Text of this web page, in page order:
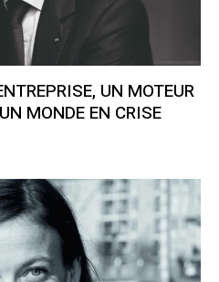
UN MOTEUR
MONDE EN CRISE